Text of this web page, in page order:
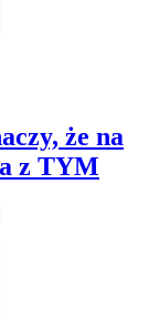
że na
z TYM